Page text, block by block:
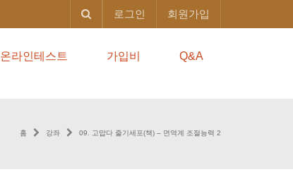
로그인 회원가입
온라인테스트 가입비 Q&A
홈 강좌 09. 고맙다 줄기세포(책) – 면역계 조절능력 2